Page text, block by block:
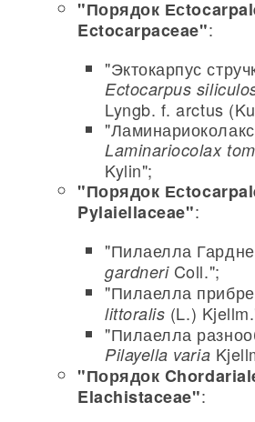
"Порядок
Ectocarpaceae":
"Эктокарпус
Ectocarpus
Lyngb. f. arctus
Laminariocolax
Kylin";
"Порядок
Pylaiellaceae":
"Пилаелла
gardneriColl.";
"Пилаелла
littoralis (L.)
"Пилаелла
Pilayella varia
"Порядок
Elachistaceae":